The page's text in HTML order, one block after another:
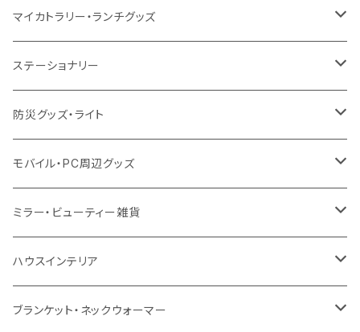
再生不織布
不織布
保冷
スウェット
保冷
不織布
傘
デニム・デニムライク
ポリエステル
不織布
保冷
EVA
防水
ナイロン
フェアトレードコットン
デニム・デニムライク
ポリエステル
リネン
アルミ
クリアボトル
カスタムデザインボトル
ステンレス2層タンブラー
プラスチック2層タンブラー
アルミタンブラー
バンブータンブラー
コーヒー配合タンブラー
カスタムデザインタンブラー
サーモ
ステンレス
バンブー
コーヒー配合
プラスチック
陶器
磁器マグ・湯呑
マイカトラリー・ランチグッズ
カトラリー
フードポット
コースター
ドリンク用品
保存容器
キッチンツール
ステーショナリー
単色ボールペン
多機能ペン
ペンケース
メモ
ノート
防災グッズ・ライト
防災セット
ラジオ・スピーカー
ハンディライト
デスクライト
モバイル・PC周辺グッズ
チャージャー
充電器
モバイルスタンド
ミラー・ビューティー雑貨
折りたたみ式ミラー
スライド式ミラー
ハウスインテリア
ピクチャーボード、ポスター
ブランケット・ネックウォーマー